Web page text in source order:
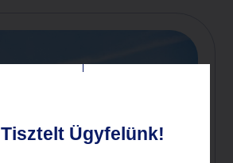
Tisztelt Ügyfelünk!